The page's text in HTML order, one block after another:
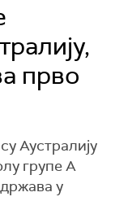
прво
Аустралију
групе А
у